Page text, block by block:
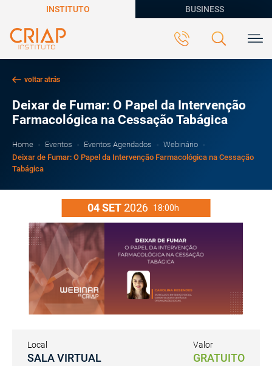
INSTITUTO BUSINESS
voltar atrás
Deixar de Fumar: O Papel da Intervenção
Farmacológica na Cessação Tabágica
Home Eventos Eventos Agendados
Webinário
Deixar de Fumar: O Papel da Intervenção Farmacológica na Cessação
Tabágica
04SET 2026 18:00h
Local
SALA VIRTUAL
Valor
GRATUITO